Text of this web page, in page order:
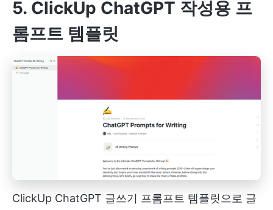
5. ClickUp ChatGPT 작성용 프
롬프트 템플릿
ClickUp ChatGPT 글쓰기 프롬프트 템플릿으로 글